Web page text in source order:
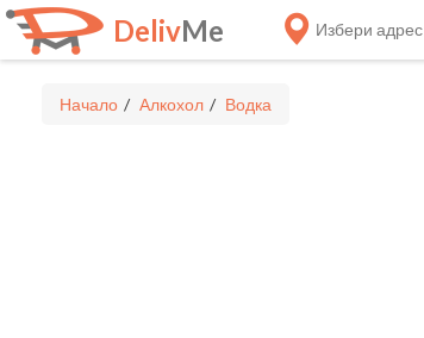
DelivMe Избери адрес
Начало Алкохол Водка